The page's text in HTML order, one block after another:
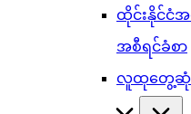
ထိုင်းနိုင်ငံအ
အစီရင်ခံစာ
လူထုတွေ့ဆုံဆွ